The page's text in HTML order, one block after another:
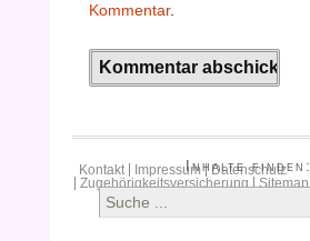
Kommentar.
Inhalte finden:
S
u
Kontakt Impressum
Datenschutz
Zugehörigkeitsversicherung
Sitemap
Copyright © 2015